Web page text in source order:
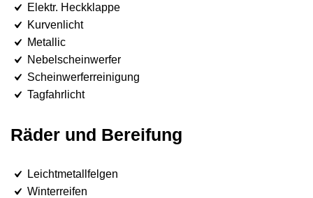
Elektr. Heckklappe
Kurvenlicht
Metallic
Nebelscheinwerfer
Scheinwerferreinigung
Tagfahrlicht
Räder und Bereifung
Leichtmetallfelgen
Winterreifen